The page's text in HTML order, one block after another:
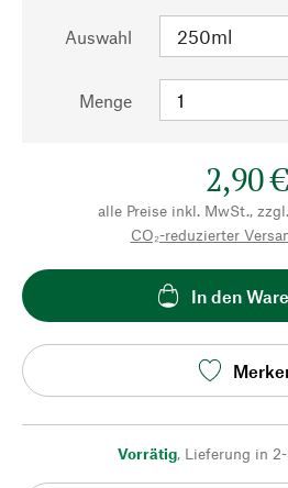
Auswahl
Menge
2,90 €
alle Preise inkl. MwSt., zzgl.
CO₂-reduzierter
In den
Vorrätig, Lieferung in